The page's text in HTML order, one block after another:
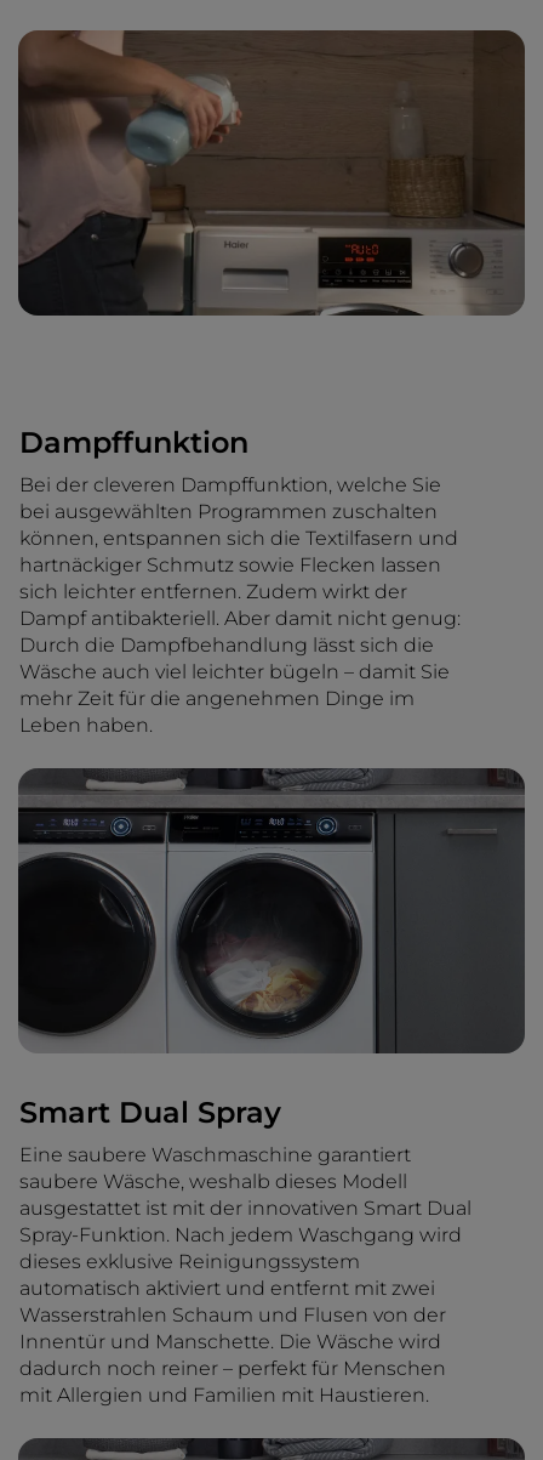
Dampffunktion
Bei der cleveren Dampffunktion, welche Sie
bei ausgewählten Programmen zuschalten
können, entspannen sich die Textilfasern und
hartnäckiger Schmutz sowie Flecken lassen
sich leichter entfernen. Zudem wirkt der
Dampf antibakteriell. Aber damit nicht genug:
Durch die Dampfbehandlung lässt sich die
Wäsche auch viel leichter bügeln – damit Sie
mehr Zeit für die angenehmen Dinge im
Leben haben.
Smart Dual Spray
Eine saubere Waschmaschine garantiert
saubere Wäsche, weshalb dieses Modell
ausgestattet ist mit der innovativen Smart Dual
Spray-Funktion. Nach jedem Waschgang wird
dieses exklusive Reinigungssystem
automatisch aktiviert und entfernt mit zwei
Wasserstrahlen Schaum und Flusen von der
Innentür und Manschette. Die Wäsche wird
dadurch noch reiner – perfekt für Menschen
mit Allergien und Familien mit Haustieren.